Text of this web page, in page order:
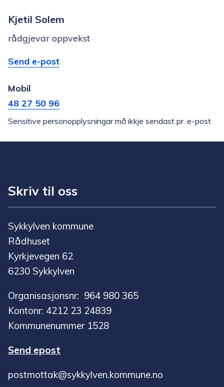
Kjetil Solem
rådgjevar oppvekst
E-
Send e-posttil
Mobil
48 27 50 96
Sensitive personopplysningar må ikkje sendast pr. e-post
Skriv til oss
Sykkylven kommune
Rådhuset
Kyrkjevegen 62
6230 Sykkylven
Organisasjonsnr: 964 980 365
Kontonr: 4212 23 24839
Kommunenummer 1528
Send epost
postmottak@sykkylven.kommune.no